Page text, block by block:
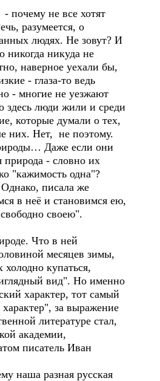
почему не все хотят
разумеется, о
людях. Не зовут? И
никогда никуда не
наверное уехали бы,
- глаза-то ведь
- многие не уезжают
здесь люди жили и среди
которые думали о тех,
них. Нет, не поэтому.
Даже если они
природа - словно их
"кажимость одна"?
писала же
в неё и становимся ею,
своею".
Что в ней
месяцев зимы,
холодно купаться,
вид". Но именно
характер, тот самый
за выражение
литературе стал,
академии,
писатель Иван
наша разная русская